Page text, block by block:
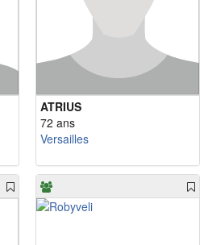
ATRIUS
72 ans
Versailles